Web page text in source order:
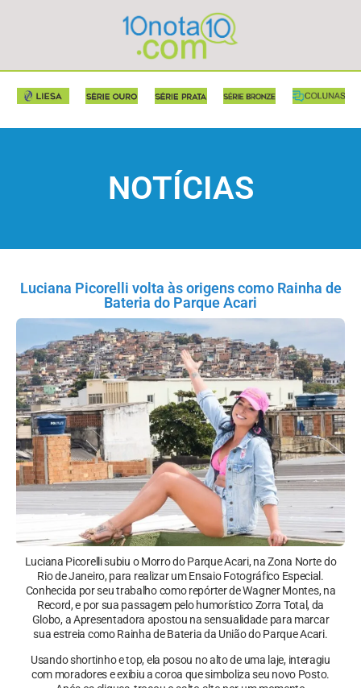
NOTÍCIAS
Luciana Picorelli volta às origens como Rainha de
Bateria do Parque Acari
Luciana Picorelli subiu o Morro do Parque Acari, na Zona Norte do
Rio de Janeiro, para realizar um Ensaio Fotográfico Especial.
Conhecida por seu trabalho como repórter de Wagner Montes, na
Record, e por sua passagem pelo humorístico Zorra Total, da
Globo, a Apresentadora apostou na sensualidade para marcar
sua estreia como Rainha de Bateria da União do Parque Acari.
Usando shortinho e top, ela posou no alto de uma laje, interagiu
com moradores e exibiu a coroa que simboliza seu novo Posto.